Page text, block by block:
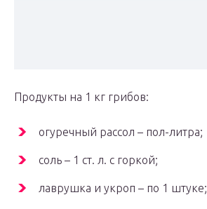
Продукты на 1 кг грибов:
огуречный рассол – пол-литра;
соль – 1 ст. л. с горкой;
лаврушка и укроп – по 1 штуке;